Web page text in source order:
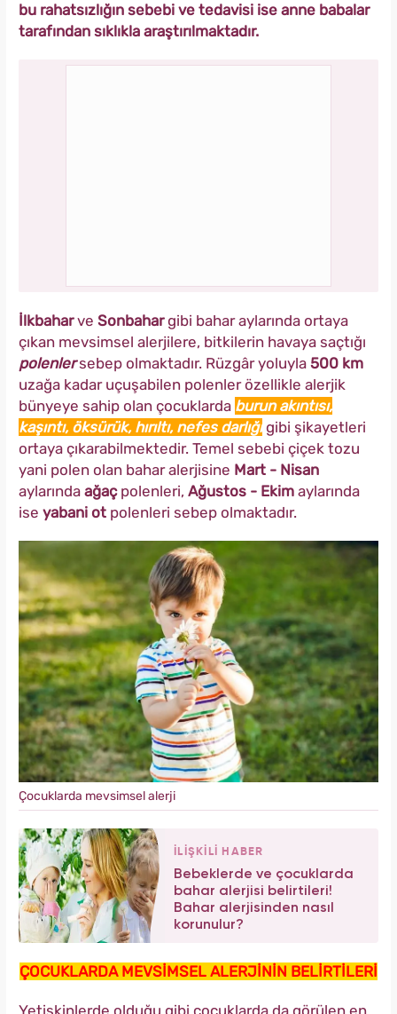
bu rahatsızlığın sebebi ve tedavisi ise anne babalar
tarafından sıklıkla araştırılmaktadır.
İlkbaharve Sonbahargibi bahar aylarında ortaya
çıkan mevsimsel alerjilere, bitkilerin havaya saçtığı
polenlersebep olmaktadır. Rüzgâr yoluyla 500 km
uzağa kadar uçuşabilen polenler özellikle alerjik
bünyeye sahip olan çocuklarda burun akıntısı,
kaşıntı, öksürük, hırıltı, nefes darlığı gibi şikayetleri
ortaya çıkarabilmektedir. Temel sebebi çiçek tozu
yani polen olan bahar alerjisine Mart - Nisan
aylarında ağaç polenleri, Ağustos - Ekim aylarında
ise yabani ot polenleri sebep olmaktadır.
Çocuklarda mevsimsel alerji
İLİŞKİLİ HABER
Bebeklerde ve çocuklarda
bahar alerjisi belirtileri!
Bahar alerjisinden nasıl
korunulur?
ÇOCUKLARDA MEVSİMSEL ALERJİNİN BELİRTİLERİ
Yetişkinlerde olduğu gibi çocuklarda da görülen en